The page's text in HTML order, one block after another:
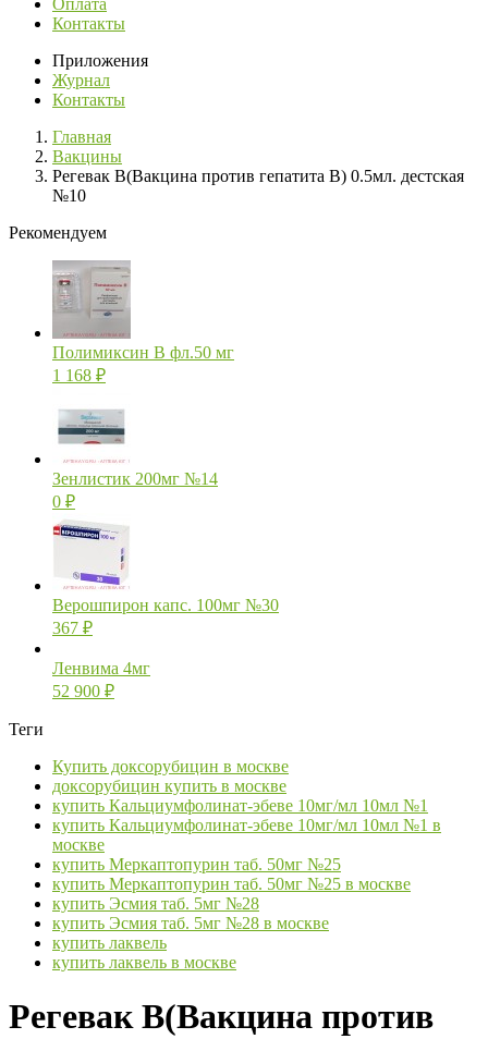
Оплата
Контакты
Приложения
Журнал
Контакты
Главная
Вакцины
Регевак В(Вакцина против гепатита В) 0.5мл. дестская
№10
Рекомендуем
Полимиксин В фл.50 мг
1 168 ₽
Зенлистик 200мг №14
0 ₽
Верошпирон капс. 100мг №30
367 ₽
Ленвима 4мг
52 900 ₽
Теги
Купить доксорубицин в москве
доксорубицин купить в москве
купить Кальциумфолинат-эбеве 10мг/мл 10мл №1
купить Кальциумфолинат-эбеве 10мг/мл 10мл №1 в
москве
купить Меркаптопурин таб. 50мг №25
купить Меркаптопурин таб. 50мг №25 в москве
купить Эсмия таб. 5мг №28
купить Эсмия таб. 5мг №28 в москве
купить лаквель
купить лаквель в москве
Регевак В(Вакцина против